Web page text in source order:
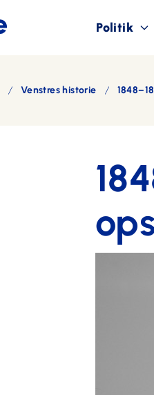
Politik
Venstres historie